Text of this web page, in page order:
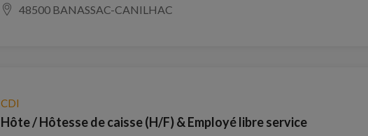
48500 BANASSAC-CANILHAC
CDI
Hôte / Hôtesse de caisse (H/F) & Employé libre service